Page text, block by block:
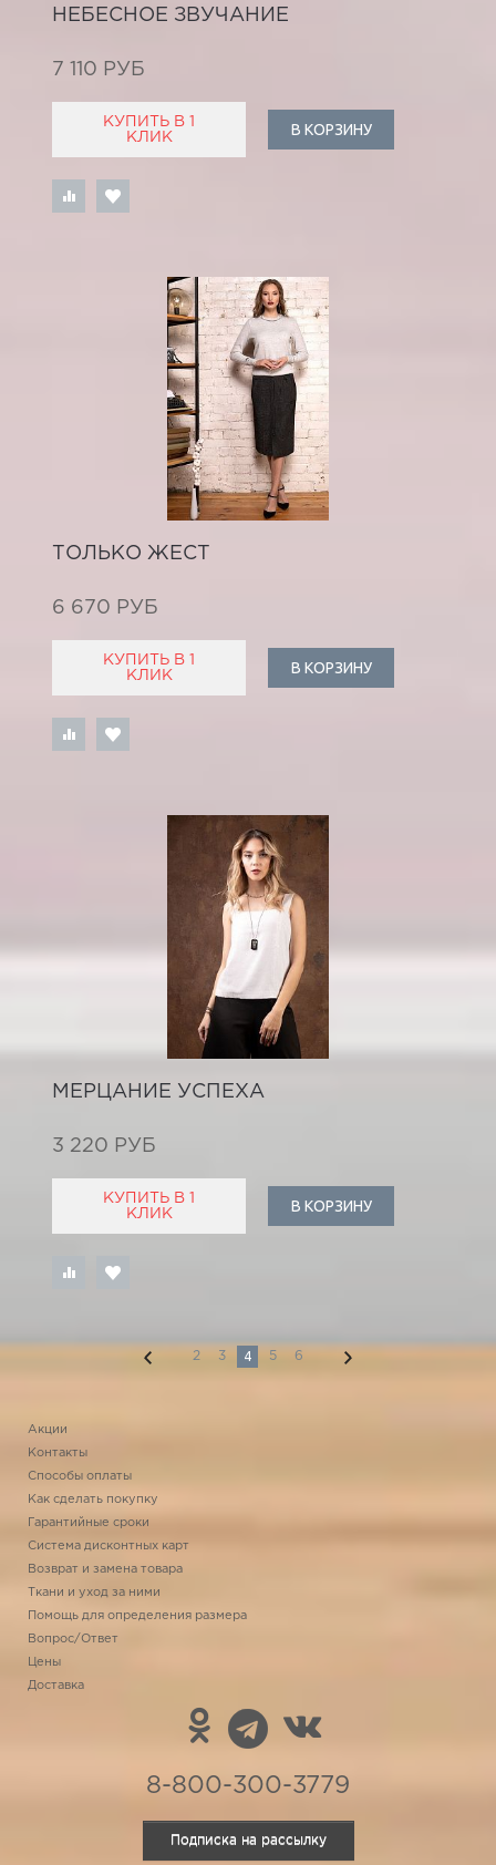
НЕБЕСНОЕ ЗВУЧАНИЕ
7 110 РУБ
КУПИТЬ В 1
КЛИК
В КОРЗИНУ
ТОЛЬКО ЖЕСТ
6 670 РУБ
КУПИТЬ В 1
КЛИК
В КОРЗИНУ
МЕРЦАНИЕ УСПЕХА
3 220 РУБ
КУПИТЬ В 1
КЛИК
В КОРЗИНУ
2 3 4 5 6
Акции
Контакты
Способы оплаты
Как сделать покупку
Гарантийные сроки
Система дисконтных карт
Возврат и замена товара
Ткани и уход за ними
Помощь для определения размера
Вопрос/Ответ
Цены
Доставка
8-800-300-3779
Подписка на рассылку